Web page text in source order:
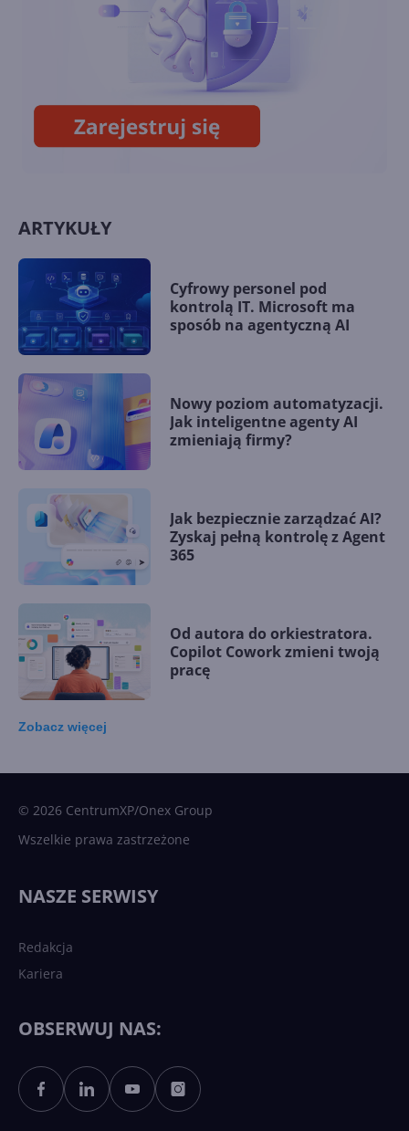
Windows 7 i 8.1 też zostały
załatane w tym miesiącu. Co
nowego w Patch Tuesday?
ARTYKUŁY
Cyfrowy personel pod
kontrolą IT. Microsoft ma
sposób na agentyczną AI
Nowy poziom automatyzacji.
Jak inteligentne agenty AI
zmieniają firmy?
Jak bezpiecznie zarządzać AI?
Zyskaj pełną kontrolę z Agent
365
Od autora do orkiestratora.
Copilot Cowork zmieni twoją
pracę
Sztuczna inteligencja po
polsku. Dość barier
Zobacz więcej
© 2026 CentrumXP/Onex Group
Wszelkie prawa zastrzeżone
NASZE SERWISY
Redakcja
Kariera
OBSERWUJ NAS: